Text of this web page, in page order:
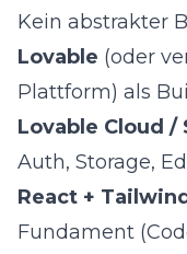
Kein abstrakter
Lovable (oder
Plattform) als
Lovable Cloud /
Auth, Storage,
React +
Fundament